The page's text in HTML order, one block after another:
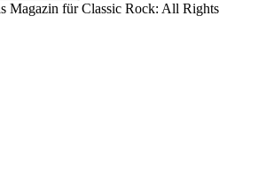
für Classic Rock: All Rights